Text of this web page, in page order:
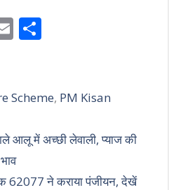
E
l e
Scheme, PM Kisan
आलू में अच्छी लेवाली, प्याज की
62077 ने कराया पंजीयन, देखें